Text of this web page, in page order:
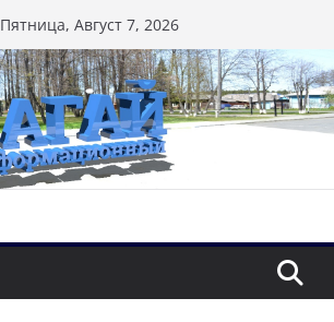
Пятница, Август 7, 2026